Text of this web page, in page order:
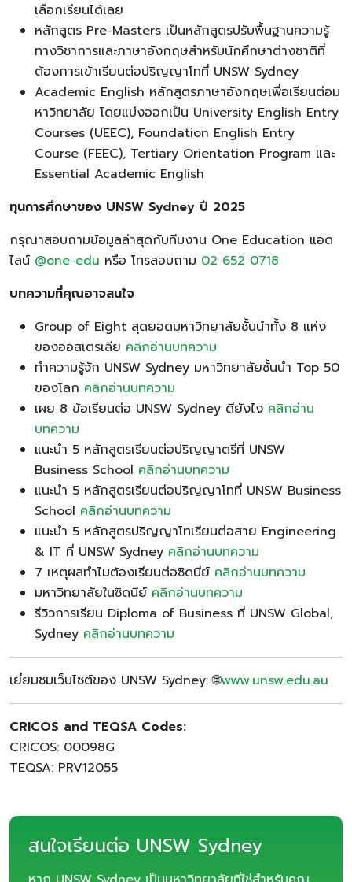
เลือกเรียนได้เลย
หลักสูตร Pre-Masters เป็นหลักสูตรปรับพื้นฐานความรู้
ทางวิชาการและภาษาอังกฤษสำหรับนักศึกษาต่างชาติที่
ต้องการเข้าเรียนต่อปริญญาโทที่ UNSW Sydney
Academic English หลักสูตรภาษาอังกฤษเพื่อเรียนต่อม
หาวิทยาลัย โดยแบ่งออกเป็น University English Entry
Courses (UEEC), Foundation English Entry
Course (FEEC), Tertiary Orientation Program และ
Essential Academic English
ทุนการศึกษาของ UNSW Sydney ปี 2025
กรุณาสอบถามข้อมูลล่าสุดกับทีมงาน One Education แอด
ไลน์ @one-edu หรือ โทรสอบถาม 02 652 0718
บทความที่คุณอาจสนใจ
Group of Eight สุดยอดมหาวิทยาลัยชั้นนำทั้ง 8 แห่ง
ของออสเตรเลีย คลิกอ่านบทความ
ทำความรู้จัก UNSW Sydney มหาวิทยาลัยชั้นนำ Top 50
ของโลก คลิกอ่านบทความ
เผย 8 ข้อเรียนต่อ UNSW Sydney ดียังไง คลิกอ่าน
บทความ
แนะนำ 5 หลักสูตรเรียนต่อปริญญาตรีที่ UNSW
Business School คลิกอ่านบทความ
แนะนำ 5 หลักสูตรเรียนต่อปริญญาโทที่ UNSW Business
School คลิกอ่านบทความ
แนะนำ 5 หลักสูตรปริญญาโทเรียนต่อสาย Engineering
& IT ที่ UNSW Sydney คลิกอ่านบทความ
7 เหตุผลทำไมต้องเรียนต่อซิดนีย์ คลิกอ่านบทความ
มหาวิทยาลัยในซิดนีย์ คลิกอ่านบทความ
รีวิวการเรียน Diploma of Business ที่ UNSW Global,
Sydney คลิกอ่านบทความ
เยี่ยมชมเว็บไซต์ของ UNSW Sydney: 🌐www.unsw.edu.au
CRICOS and TEQSA Codes:
CRICOS: 00098G
TEQSA: PRV12055
สนใจเรียนต่อ UNSW Sydney